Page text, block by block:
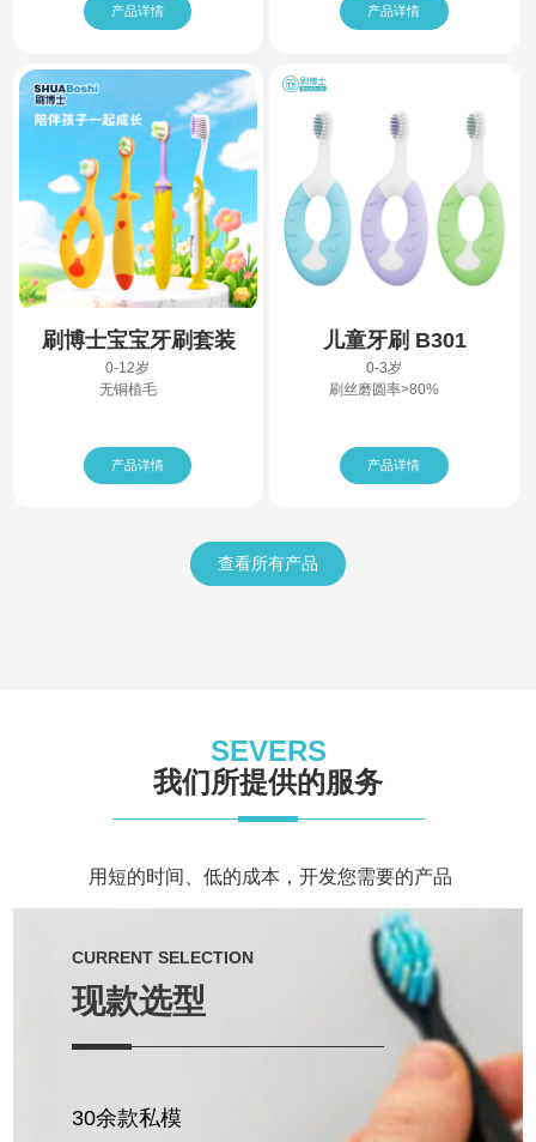
产品详情 产品详情
刷博士宝宝牙刷套装
0-12岁
无铜植毛
产品详情
儿童牙刷 B301
0-3岁
刷丝磨圆率>80%
产品详情
查看所有产品
SEVERS
我们所提供的服务
用短的时间、低的成本，开发您需要的产品
CURRENT SELECTION
现款选型
30余款私模